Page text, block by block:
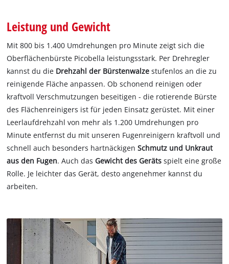
Leistung und Gewicht
Mit 800 bis 1.400 Umdrehungen pro Minute zeigt sich die
Oberflächenbürste Picobella leistungsstark. Per Drehregler
kannst du die Drehzahl der Bürstenwalzestufenlos an die zu
reinigende Fläche anpassen. Ob schonend reinigen oder
kraftvoll Verschmutzungen beseitigen - die rotierende Bürste
des Flächenreinigers ist für jeden Einsatz gerüstet. Mit einer
Leerlaufdrehzahl von mehr als 1.200 Umdrehungen pro
Minute entfernst du mit unseren Fugenreinigern kraftvoll und
schnell auch besonders hartnäckigenSchmutz und Unkraut
aus den Fugen. Auch dasGewicht des Geräts spielt eine große
Rolle. Je leichter das Gerät, desto angenehmer kannst du
arbeiten.